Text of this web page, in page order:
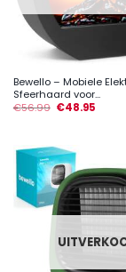
Bewello – Mobiele
Sfeerhaard voor...
€56.99 €48.95